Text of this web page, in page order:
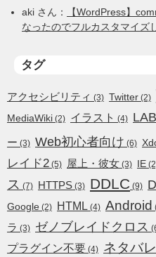
aki さん：
【WordPress】
なったのでフルカスタマイズ
タグ
アクセシビリティ (3) Twitter (2)
MediaWiki (2) イラスト (4)
ー (3) Web初心者向け (6)
レイド2 (5) 屋上・彼女 (3) IE
ス (7) HTTPS (3) DDLC (9)
Google (2) HTML (4) Android
ラ (3) ゼノブレイドクロス
プラグイン不要 (4) ネタバレ